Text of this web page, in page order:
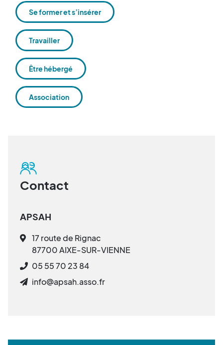
Se former et s’insérer
Travailler
Être hébergé
Association
Contact
APSAH
17 route de Rignac
87700 AIXE-SUR-VIENNE
05 55 70 23 84
info@apsah.asso.fr